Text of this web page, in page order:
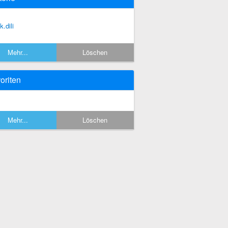
Mehr... Löschen
Mehr... Löschen